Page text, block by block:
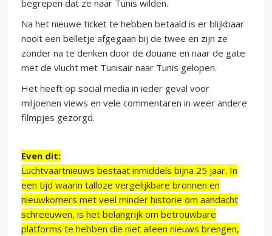
begrepen dat ze naar Tunis wilden.
Na het nieuwe ticket te hebben betaald is er blijkbaar
nooit een belletje afgegaan bij de twee en zijn ze
zonder na te denken door de douane en naar de gate
met de vlucht met Tunisair naar Tunis gelopen.
Het heeft op social media in ieder geval voor
miljoenen views en vele commentaren in weer andere
filmpjes gezorgd.
Even dit:
Luchtvaartnieuws bestaat inmiddels bijna 25 jaar. In
een tijd waarin talloze vergelijkbare bronnen en
nieuwkomers met veel minder historie om aandacht
schreeuwen, is het belangrijk om betrouwbare
platforms te hebben die niet alleen nieuws brengen,